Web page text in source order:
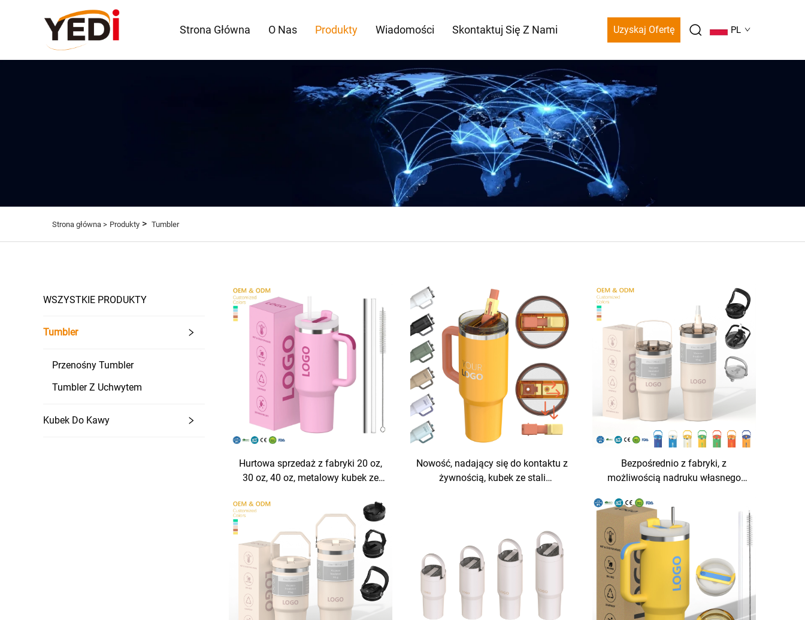
Strona Główna O Nas Produkty Wiadomości Skontaktuj Się Z Nami Uzyskaj Ofertę PL
Strona główna > Produkty > Tumbler
WSZYSTKIE PRODUKTY
Tumbler
Przenośny Tumbler
Tumbler Z Uchwytem
Kubek Do Kawy
Hurtowa sprzedaż z fabryki 20 oz,
30 oz, 40 oz, metalowy kubek ze
izolowany, kubek podróżny, termos
na kawę z uchwytem
Nowość, nadający się do kontaktu z
żywnością, kubek ze stali
Bezpośrednio z fabryki, z
możliwością nadruku własnego
termiczny ze stali nierdzewnej z
izolacją próżniową, kubek podróżny
z logo